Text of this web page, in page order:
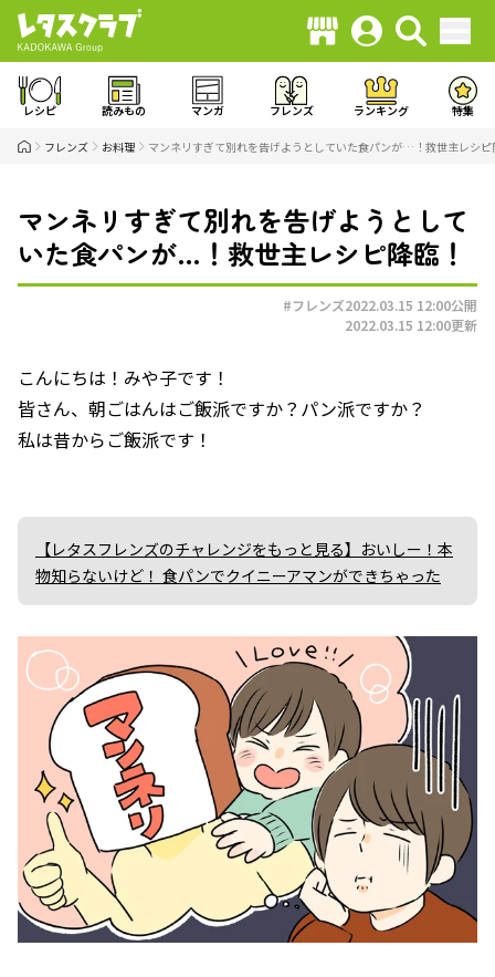
レシピ 読みもの マンガ フレンズ ランキング 特集
フレンズ お料理 マンネリすぎて別れを告げようとしていた食パンが…！救世主レシピ
マンネリすぎて別れを告げようとして
いた食パンが…！救世主レシピ降臨！
#フレンズ2022.03.15 12:00公開
2022.03.15 12:00更新
こんにちは！みや子です！
皆さん、朝ごはんはご飯派ですか？パン派ですか？
私は昔からご飯派です！
【レタスフレンズのチャレンジをもっと見る】おいしー！本
物知らないけど！ 食パンでクイニーアマンができちゃった